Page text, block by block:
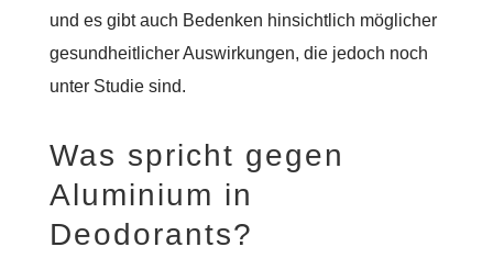
und es gibt auch Bedenken hinsichtlich möglicher
gesundheitlicher Auswirkungen, die jedoch noch
unter Studie sind.
Was spricht gegen
Aluminium in
Deodorants?